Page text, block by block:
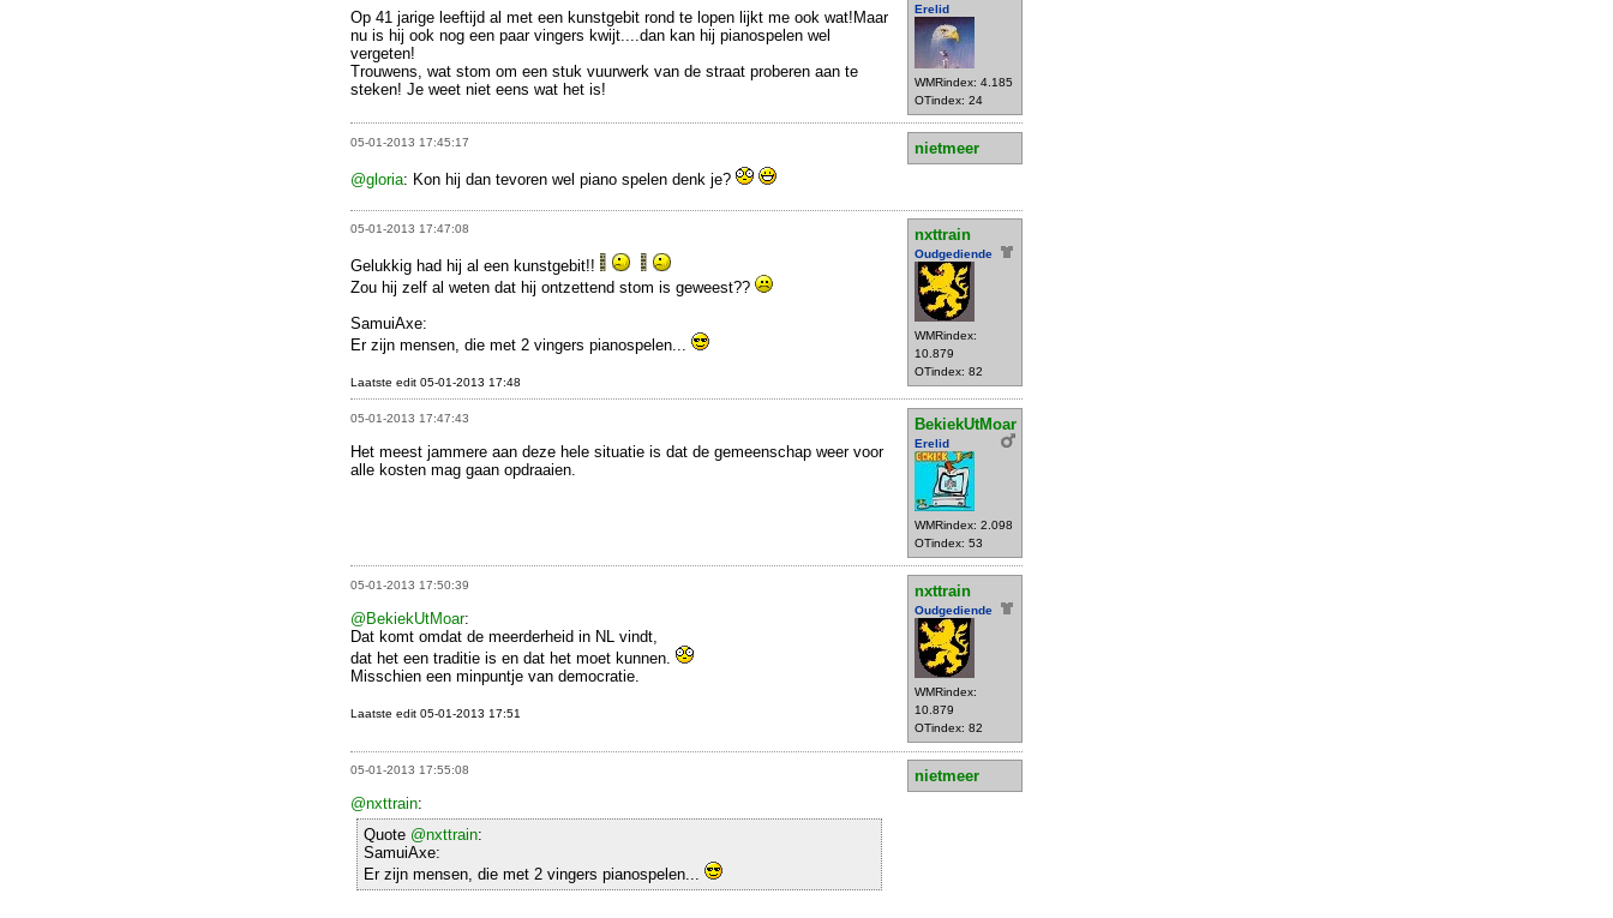
Erelid
WMRindex: 4.185
OTindex: 24
Op 41 jarige leeftijd al met een kunstgebit rond te lopen lijkt me ook wat!Maar
nu is hij ook nog een paar vingers kwijt....dan kan hij pianospelen wel
vergeten!
Trouwens, wat stom om een stuk vuurwerk van de straat proberen aan te
steken! Je weet niet eens wat het is!
05-01-2013 17:45:17
nietmeer
@gloria: Kon hij dan tevoren wel piano spelen denk je?
05-01-2013 17:47:08 nxttrain
Oudgediende
WMRindex:
10.879
OTindex: 82
Gelukkig had hij al een kunstgebit!!
Zou hij zelf al weten dat hij ontzettend stom is geweest??
SamuiAxe:
Er zijn mensen, die met 2 vingers pianospelen...
Laatste edit 05-01-2013 17:48
05-01-2013 17:47:43 BekiekUtMoar
Erelid
WMRindex: 2.098
OTindex: 53
Het meest jammere aan deze hele situatie is dat de gemeenschap weer voor
alle kosten mag gaan opdraaien.
05-01-2013 17:50:39 nxttrain
Oudgediende
WMRindex:
10.879
OTindex: 82
@BekiekUtMoar:
Dat komt omdat de meerderheid in NL vindt,
dat het een traditie is en dat het moet kunnen.
Misschien een minpuntje van democratie.
Laatste edit 05-01-2013 17:51
05-01-2013 17:55:08
nietmeer
@nxttrain:
Quote @nxttrain:
SamuiAxe:
Er zijn mensen, die met 2 vingers pianospelen...